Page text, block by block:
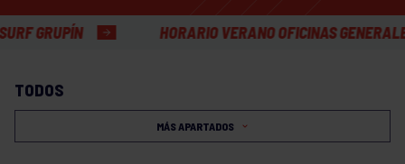
HORARIO VERANO OFICINAS GENERALES
TODOS
MÁS APARTADOS